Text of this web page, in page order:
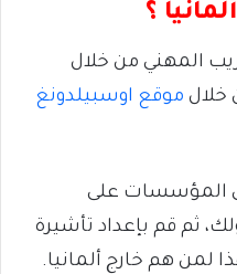
؟
المهني من خلال
خلال موقع اوسبيلدونغ
المؤسسات على
ثم قم بإعداد تأشيرة
لمن هم خارج ألمانيا.